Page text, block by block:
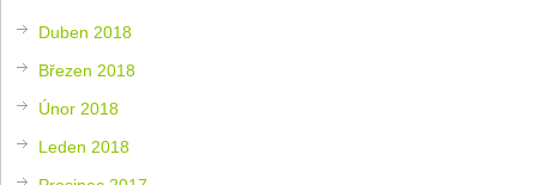
Duben 2018
Březen 2018
Únor 2018
Leden 2018